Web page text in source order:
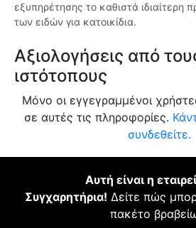
εξυπηρέτησης το καθιστά ιδιαίτερη
των ειδών για κατοικίδια.
Αξιολογήσεις από
ιστότοπους
Μόνο οι εγγεγραμμένοι
σε αυτές τις πληροφορίες.
συνδεθείτε.
Αυτή είναι η
Συγχαρητήρια! Δείτε πώς
πακέτο